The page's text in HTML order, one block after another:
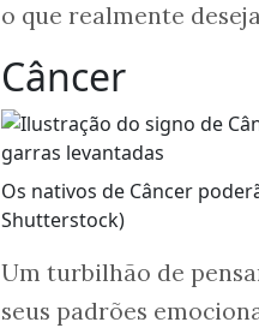
o que realmente
Câncer
Os nativos de Câncer
Shutterstock)
Um turbilhão de
seus padrões